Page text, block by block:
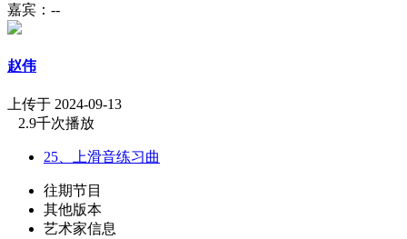
嘉宾：--
赵伟
上传于 2024-09-13
2.9千次播放
25、上滑音练习曲
往期节目
其他版本
艺术家信息